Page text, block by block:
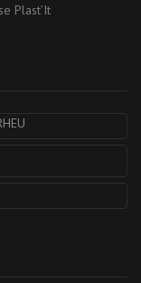
Plast’It